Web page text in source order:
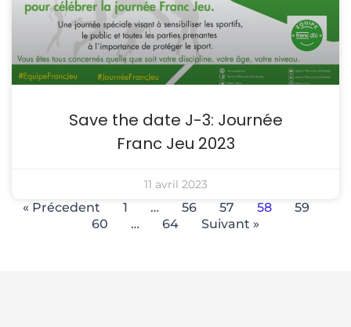
Save the date J-3: Journée
Franc Jeu 2023
11 avril 2023
« Précedent 1 … 56 57 58
59
60
… 64 Suivant »